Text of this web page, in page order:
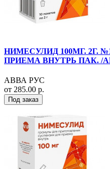
НИМЕСУЛИД 100МГ. 2Г.
ПРИЕМА ВНУТРЬ ПАК. /
АВВА РУС
от 285.00 р.
Под заказ